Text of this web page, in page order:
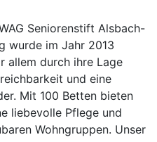
Seniorenstift Alsbach-
wurde im Jahr 2013
allem durch ihre Lage
und eine
Mit 100 Betten bieten
liebevolle Pflege und
Wohngruppen. Unser